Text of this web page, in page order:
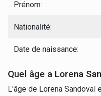
Prénom:
Nationalité:
Date de naissance:
Quel âge a Lorena
L'âge de Lorena Sandoval